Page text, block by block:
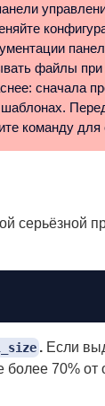
файлы
сначала
команду для
серьёзной
.Если
более 70%